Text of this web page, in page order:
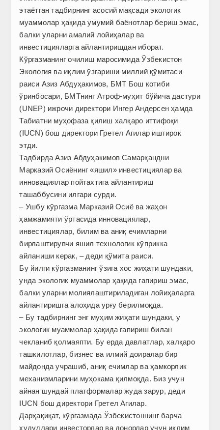
этаётган тадбирнинг асосий мақсади экологик
муаммолар ҳақида умумий баёнотлар бериш эмас,
балки уларни амалий лойиҳалар ва
инвестицияларга айлантиришдан иборат.
Кўргазманинг очилиш маросимида Ўзбекистон
Экология ва иқлим ўзгариши миллий қўмитаси
раиси Азиз Абдуҳакимов, БМТ Бош котиби
ўринбосари, БМТнинг Атроф-муҳит бўйича дастури
(UNEP) ижрочи директори Ингер Андерсен ҳамда
Табиатни муҳофаза қилиш халқаро иттифоқи
(IUCN) бош директори Гретел Агилар иштирок
этди.
Тадбирда Азиз Абдуҳакимов Самарқандни
Марказий Осиёнинг «яшил» инвестициялар ва
инновациялар пойтахтига айлантириш
ташаббусини илгари сурди.
– Ушбу кўргазма Марказий Осиё ва жаҳон
ҳамжамияти ўртасида инновациялар,
инвестициялар, билим ва аниқ ечимларни
бирлаштирувчи яшил технологик кўприкка
айланиши керак, – деди қўмита раиси.
Бу йилги кўргазманинг ўзига хос жиҳати шундаки,
унда экологик муаммолар ҳақида гапириш эмас,
балки уларни молиялаштириладиган лойиҳаларга
айлантиришга алоҳида урғу берилмоқда.
– Бу тадбирнинг энг муҳим жиҳати шундаки, у
экологик муаммолар ҳақида гапириш билан
чекланиб қолмаяпти. Бу ерда давлатлар, халқаро
ташкилотлар, бизнес ва илмий доиралар бир
майдонда учрашиб, аниқ ечимлар ва ҳамкорлик
механизмларини муҳокама қилмоқда. Биз учун
айнан шундай платформалар жуда зарур, деди
IUCN бош директори Гретел Агилар.
Дарҳақиқат, кўргазмада Ўзбекистоннинг барча
ҳудудлари инвесторлар ва донорлар учун иқлим